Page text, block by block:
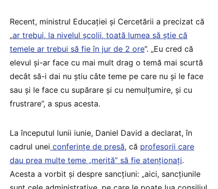
​​Recent, ministrul Educației și Cercetării a precizat că
„ar trebui, la nivelul școlii, toată lumea să știe că
temele ar trebui să fie în jur de 2 ore”. „Eu cred că
elevul și-ar face cu mai mult drag o temă mai scurtă
decât să-i dai nu știu câte teme pe care nu și le face
sau și le face cu supărare și cu nemulțumire, și cu
frustrare”, a spus acesta.
La începutul lunii iunie, Daniel David a declarat, în
cadrul unei conferințe de presă, că profesorii care
dau prea multe teme „merită” să fie atenționați.
Acesta a vorbit și despre sancțiuni: „aici, sancțiunile